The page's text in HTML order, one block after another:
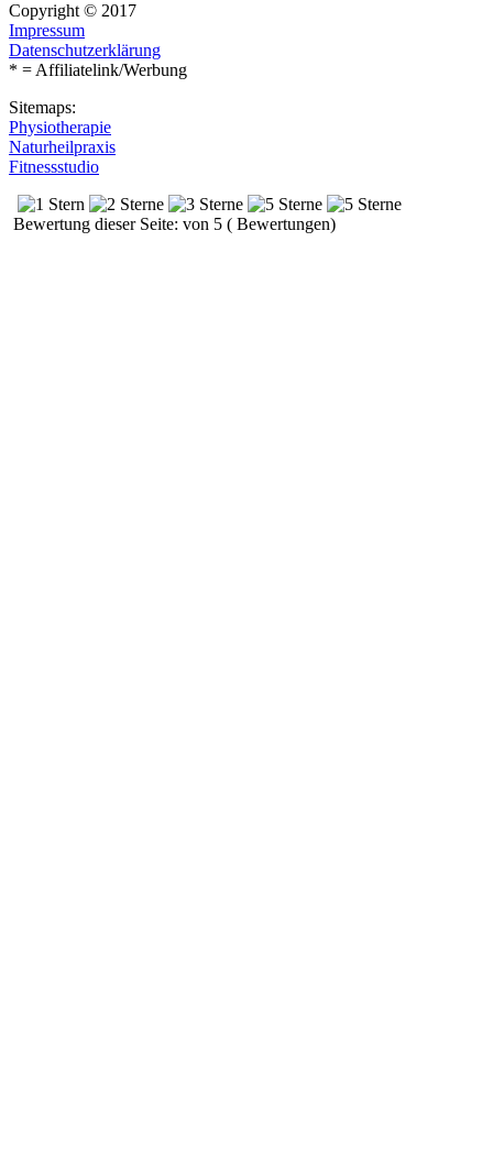
Copyright © 2017
Impressum
Datenschutzerklärung
* = Affiliatelink/Werbung
Sitemaps:
Physiotherapie
Naturheilpraxis
Fitnessstudio
Bewertung dieser Seite: von 5 ( Bewertungen)